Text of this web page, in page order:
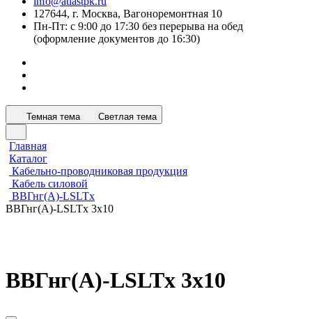
127644, г. Москва, Вагоноремонтная 10
Пн-Пт: с 9:00 до 17:30 без перерыва на обед
(оформление документов до 16:30)
Темная тема Светлая тема
Главная
Каталог
Кабельно-проводниковая продукция
Кабель силовой
ВВГнг(А)-LSLTx
ВВГнг(А)-LSLTx 3х10
ВВГнг(А)-LSLTx 3х10